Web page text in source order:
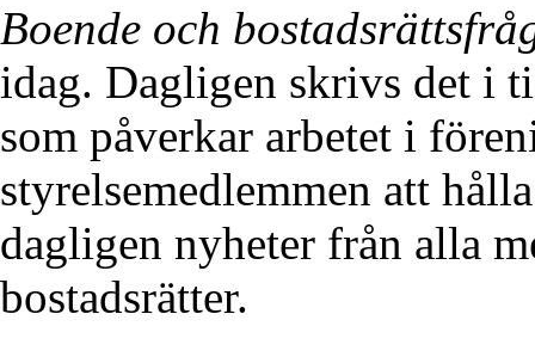
Boende och
idag. Dagligen skrivs det i
som påverkar arbetet i
styrelsemedlemmen att
dagligen nyheter från alla
bostadsrätter.